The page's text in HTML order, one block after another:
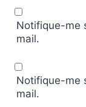
Notifique-me
mail.
Notifique-me
mail.